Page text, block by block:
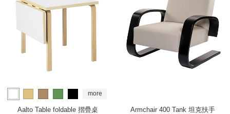
more
Aalto Table foldable 摺疊桌
Armchair 400 Tank 坦克扶手